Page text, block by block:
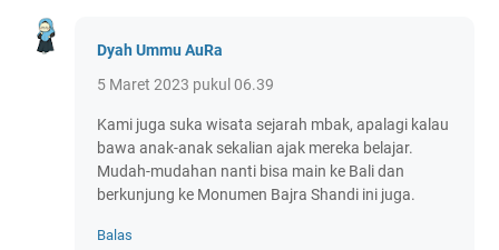
Dyah Ummu AuRa
5 Maret 2023 pukul 06.39
Kami juga suka wisata sejarah mbak, apalagi kalau
bawa anak-anak sekalian ajak mereka belajar.
Mudah-mudahan nanti bisa main ke Bali dan
berkunjung ke Monumen Bajra Shandi ini juga.
Balas